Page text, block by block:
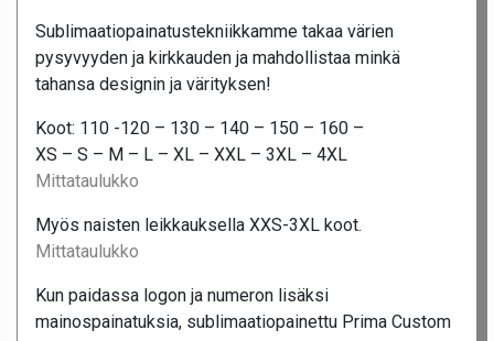
Sublimaatiopainatustekniikkamme takaa värien
pysyvyyden ja kirkkauden ja mahdollistaa minkä
tahansa designin ja värityksen!
Koot: 110 -120 – 130 – 140 – 150 – 160 –
XS – S – M – L – XL – XXL – 3XL – 4XL
Mittataulukko
Myös naisten leikkauksella XXS-3XL koot.
Mittataulukko
Kun paidassa logon ja numeron lisäksi
mainospainatuksia, sublimaatiopainettu Prima Custom